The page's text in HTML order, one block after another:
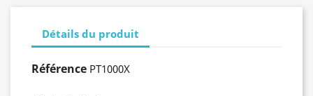
Détails du produit
Référence PT1000X